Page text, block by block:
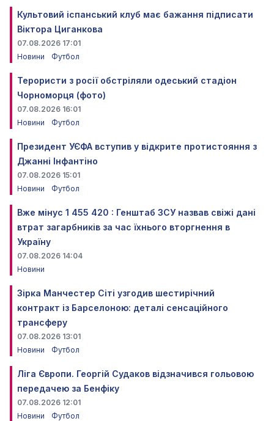
Культовий іспанський клуб має бажання підписати
Віктора Циганкова
07.08.2026 17:01
Новини
Футбол
Терористи з росії обстріляли одеський стадіон
Чорноморця (фото)
07.08.2026 16:01
Новини
Футбол
Президент УЄФА вступив у відкрите протистояння з
Джанні Інфантіно
07.08.2026 15:01
Новини
Футбол
Вже мінус 1 455 420 : Генштаб ЗСУ назвав свіжі дані
втрат загарбників за час їхнього вторгнення в
Україну
07.08.2026 14:04
Новини
Зірка Манчестер Сіті узгодив шестирічний
контракт із Барселоною: деталі сенсаційного
трансферу
07.08.2026 13:01
Новини
Футбол
Ліга Європи. Георгій Судаков відзначився гольовою
передачею за Бенфіку
07.08.2026 12:01
Новини
Футбол